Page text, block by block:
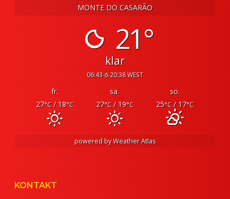
MONTE DO CASARÃO
21°
klar
06:43 20:38 WEST
fr. sa.
so.
27°C/ 18°C 27°C/ 19°C 25°C/ 17°C
powered byWeather Atlas
KONTAKT